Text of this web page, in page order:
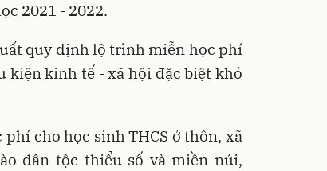
2021 - 2022.
quy định lộ trình miễn học phí
kiện kinh tế - xã hội đặc biệt khó
cho học sinh THCS ở thôn, xã
dân tộc thiểu số và miền núi,